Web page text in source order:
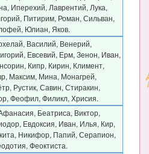
Иперехий, Лаврентий, Лука,
Питирим, Роман, Сильван,
Юлиан, Яков.
Василий, Венерий,
Евсевий, Ерм, Зенон, Иван,
Кипр, Кирин, Климент,
Максим, Мина, Монагрей,
Рустик, Савин, Стиракин,
Феофил, Филикл, Хрисия.
Беатриса, Виктор,
Евдоксия, Иван, Илья, Кир,
Никифор, Папий, Серапион,
Феоктиста.